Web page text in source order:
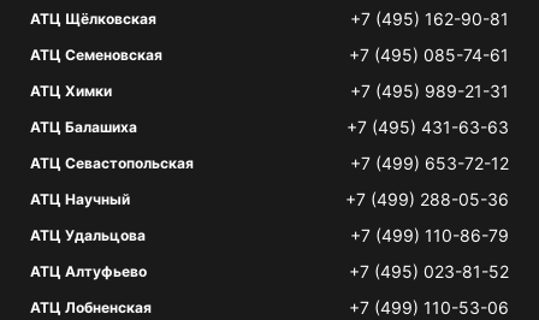
АТЦ Щёлковская +7 (495) 162-90-81
АТЦ Семеновская +7 (495) 085-74-61
АТЦ Химки +7 (495) 989-21-31
АТЦ Балашиха +7 (495) 431-63-63
АТЦ Севастопольская +7 (499) 653-72-12
АТЦ Научный +7 (499) 288-05-36
АТЦ Удальцова +7 (499) 110-86-79
АТЦ Алтуфьево +7 (495) 023-81-52
АТЦ Лобненская +7 (499) 110-53-06